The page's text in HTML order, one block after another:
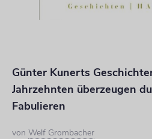
Günter Kunerts
Jahrzehnten überzeugen
Fabulieren
von Welf Grombacher